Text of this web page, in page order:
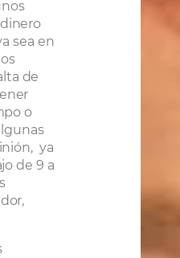
sea en
de
o
ya
de 9 a